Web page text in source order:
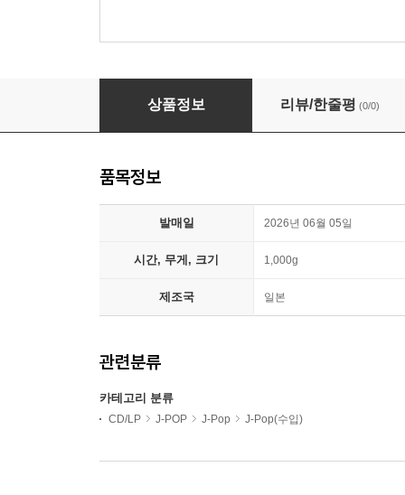
IVE (아이브) - 일본 EP 4집 LUCID DREAM [
상품정보 리뷰/한줄평 (0/0)
품목정보
발매일 2026년 06월 05일
시간, 무게, 크기 1,000g
제조국 일본
관련분류
카테고리 분류
CD/LP J-POP J-Pop J-Pop(수입)